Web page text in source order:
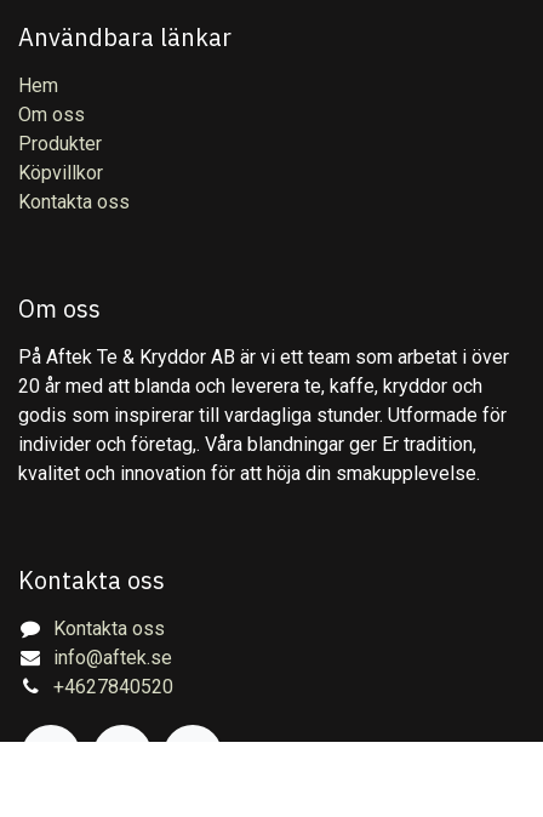
Användbara länkar
Hem
Om oss
Produkter
Köpvillkor
Kontakta oss
Om oss
På Aftek Te & Kryddor AB är vi ett team som arbetat i över
20 år med att blanda och leverera te, kaffe, kryddor och
godis som inspirerar till vardagliga stunder. Utformade för
individer och företag,. Våra blandningar ger Er tradition,
kvalitet och innovation för att höja din smakupplevelse.
Kontakta oss
Kontakta oss
info@aftek.se
+4627840520